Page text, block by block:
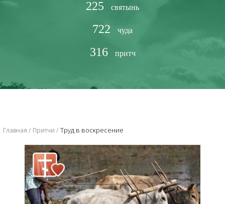
225 святынь
722 чуда
316 притч
Главная Притчи ​Труд в воскресение